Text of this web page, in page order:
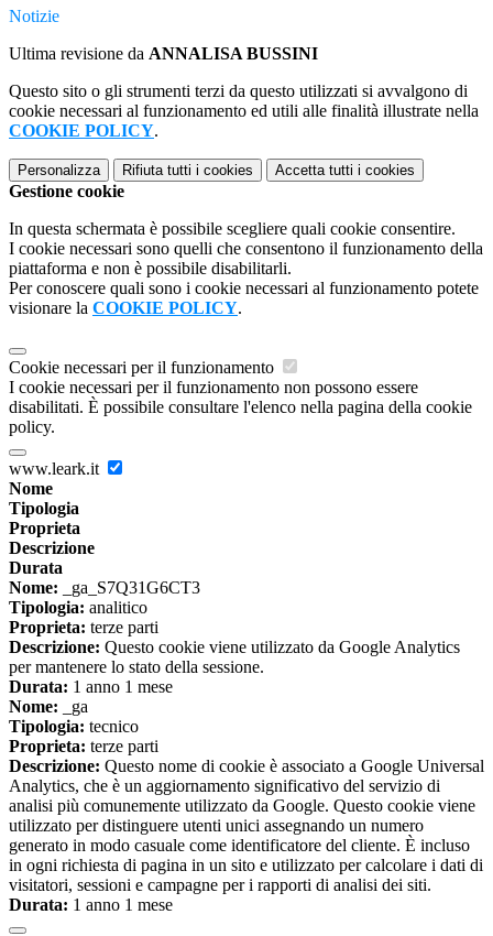
Notizie
Ultima revisione da ANNALISA BUSSINI
Questo sito o gli strumenti terzi da questo utilizzati si avvalgono di
cookie necessari al funzionamento ed utili alle finalità illustrate nella
COOKIE POLICY.
Personalizza Rifiuta tutti i cookies Accetta tutti i cookies
Gestione cookie
In questa schermata è possibile scegliere quali cookie consentire.
I cookie necessari sono quelli che consentono il funzionamento della
piattaforma e non è possibile disabilitarli.
Per conoscere quali sono i cookie necessari al funzionamento potete
visionare la COOKIE POLICY.
Cookie necessari per il funzionamento
I cookie necessari per il funzionamento non possono essere
disabilitati. È possibile consultare l'elenco nella pagina della cookie
policy.
www.leark.it
Nome
Tipologia
Proprieta
Descrizione
Durata
Nome: _ga_S7Q31G6CT3
Tipologia: analitico
Proprieta: terze parti
Descrizione: Questo cookie viene utilizzato da Google Analytics
per mantenere lo stato della sessione.
Durata: 1 anno 1 mese
Nome: _ga
Tipologia: tecnico
Proprieta: terze parti
Descrizione: Questo nome di cookie è associato a Google Universal
Analytics, che è un aggiornamento significativo del servizio di
analisi più comunemente utilizzato da Google. Questo cookie viene
utilizzato per distinguere utenti unici assegnando un numero
generato in modo casuale come identificatore del cliente. È incluso
in ogni richiesta di pagina in un sito e utilizzato per calcolare i dati di
visitatori, sessioni e campagne per i rapporti di analisi dei siti.
Durata: 1 anno 1 mese